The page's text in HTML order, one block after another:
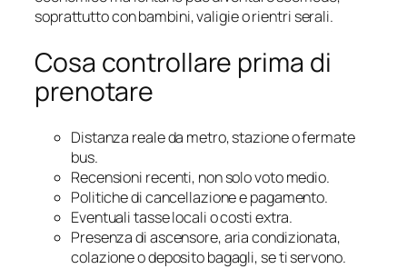
soprattutto con bambini, valigie o rientri serali.
Cosa controllare prima di
prenotare
Distanza reale da metro, stazione o fermate
bus.
Recensioni recenti, non solo voto medio.
Politiche di cancellazione e pagamento.
Eventuali tasse locali o costi extra.
Presenza di ascensore, aria condizionata,
colazione o deposito bagagli, se ti servono.